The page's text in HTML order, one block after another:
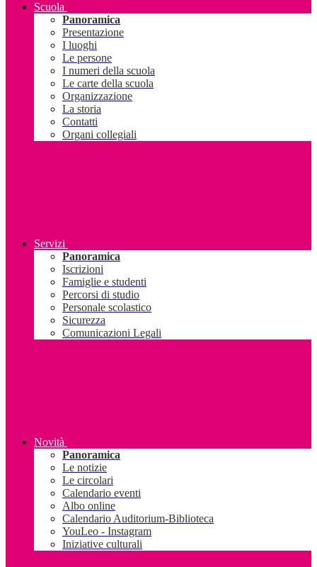
Scuola
Panoramica
Presentazione
I luoghi
Le persone
I numeri della scuola
Le carte della scuola
Organizzazione
La storia
Contatti
Organi collegiali
Servizi
Panoramica
Iscrizioni
Famiglie e studenti
Percorsi di studio
Personale scolastico
Sicurezza
Comunicazioni Legali
Novità
Panoramica
Le notizie
Le circolari
Calendario eventi
Albo online
Calendario Auditorium-Biblioteca
YouLeo - Instagram
Iniziative culturali